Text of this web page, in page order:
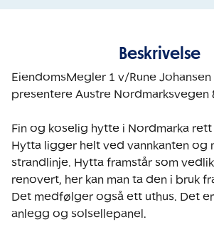
Beskrivelse
EiendomsMegler 1 v/Rune
presentere Austre Nordmarksvegen
Fin og koselig hytte i Nordmarka
Hytta ligger helt ved vannkanten og
strandlinje. Hytta framstår som
renovert, her kan man ta den i bruk
Det medfølger også ett uthus. Det
anlegg og solsellepanel.